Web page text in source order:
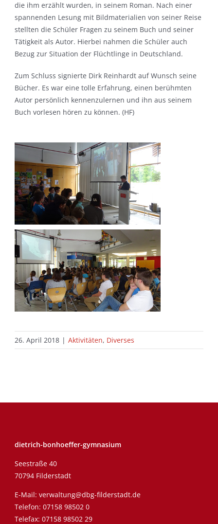
die ihm erzählt wurden, in seinem Roman. Nach einer
spannenden Lesung mit Bildmaterialien von seiner Reise
stellten die Schüler Fragen zu seinem Buch und seiner
Tätigkeit als Autor. Hierbei nahmen die Schüler auch
Bezug zur Situation der Flüchtlinge in Deutschland.
Zum Schluss signierte Dirk Reinhardt auf Wunsch seine
Bücher. Es war eine tolle Erfahrung, einen berühmten
Autor persönlich kennenzulernen und ihn aus seinem
Buch vorlesen hören zu können. (HF)
26. April 2018 | Aktivitäten, Diverses
dietrich-bonhoeffer-gymnasium
Seestraße 40
70794 Filderstadt
E-Mail: verwaltung@dbg-filderstadt.de
Telefon: 07158 98502 0
Telefax: 07158 98502 29